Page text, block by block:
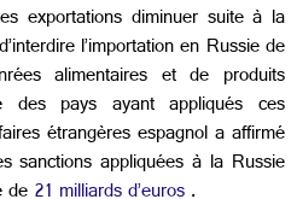
exportations diminuer suite à la
l’importation en Russie de
alimentaires et de produits
des pays ayant appliqués ces
étrangères espagnol a affirmé
sanctions appliquées à la Russie